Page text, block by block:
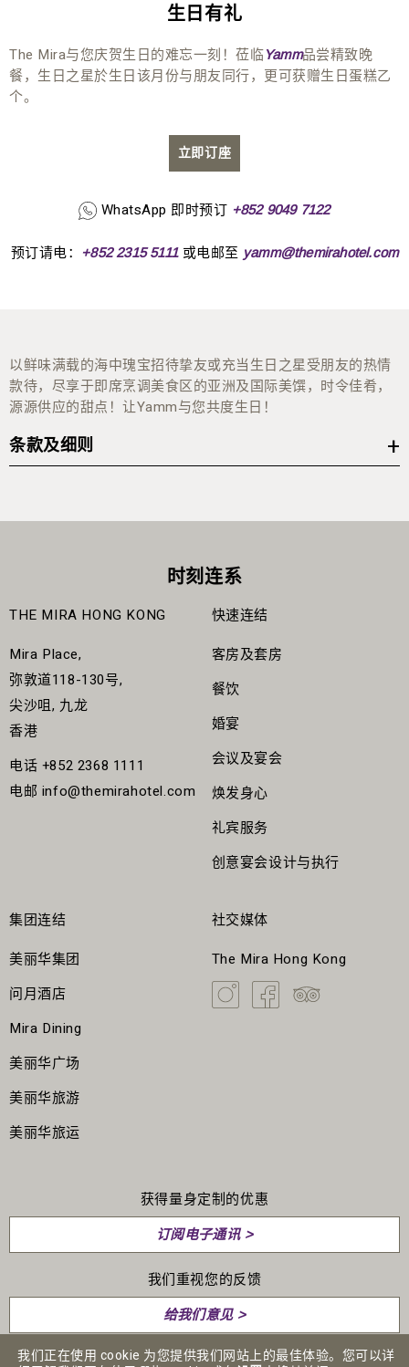
生日有礼
The Mira与您庆贺生日的难忘一刻！莅临Yamm品尝精致晚
餐，生日之星於生日该月份与朋友同行，更可获赠生日蛋糕乙
个。
立即订座
WhatsApp 即时预订 +852 9049 7122
预订请电： +852 2315 5111或电邮至 yamm@themirahotel.com
以鲜味满载的海中瑰宝招待挚友或充当生日之星受朋友的热情
款待，尽享于即席烹调美食区的亚洲及国际美馔，时令佳肴，
源源供应的甜点！让Yamm与您共度生日！
条款及细则
必须提前预订，优惠须视乎供应情况而定。
时刻连系
THE MIRA HONG KONG
Mira Place,
弥敦道118-130号,
尖沙咀, 九龙
香港
电话 +852 2368 1111
电邮 info@themirahotel.com
集团连结
美丽华集团
问月酒店
Mira Dining
美丽华广场
美丽华旅游
美丽华旅运
快速连结
客房及套房
餐饮
婚宴
会议及宴会
焕发身心
礼宾服务
创意宴会设计与执行
社交媒体
The Mira Hong Kong
获得量身定制的优惠
订阅电子通讯 >
我们重视您的反馈
给我们意见 >
我们正在使用 cookie 为您提供我们网站上的最佳体验。您可以详